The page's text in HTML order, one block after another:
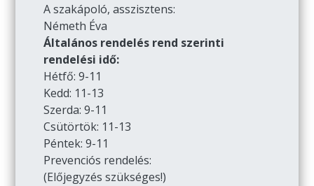
A szakápoló, asszisztens:
Németh Éva
Általános rendelés rend szerinti
rendelési idő:
Hétfő: 9-11
Kedd: 11-13
Szerda: 9-11
Csütörtök: 11-13
Péntek: 9-11
Prevenciós rendelés:
(Előjegyzés szükséges!)